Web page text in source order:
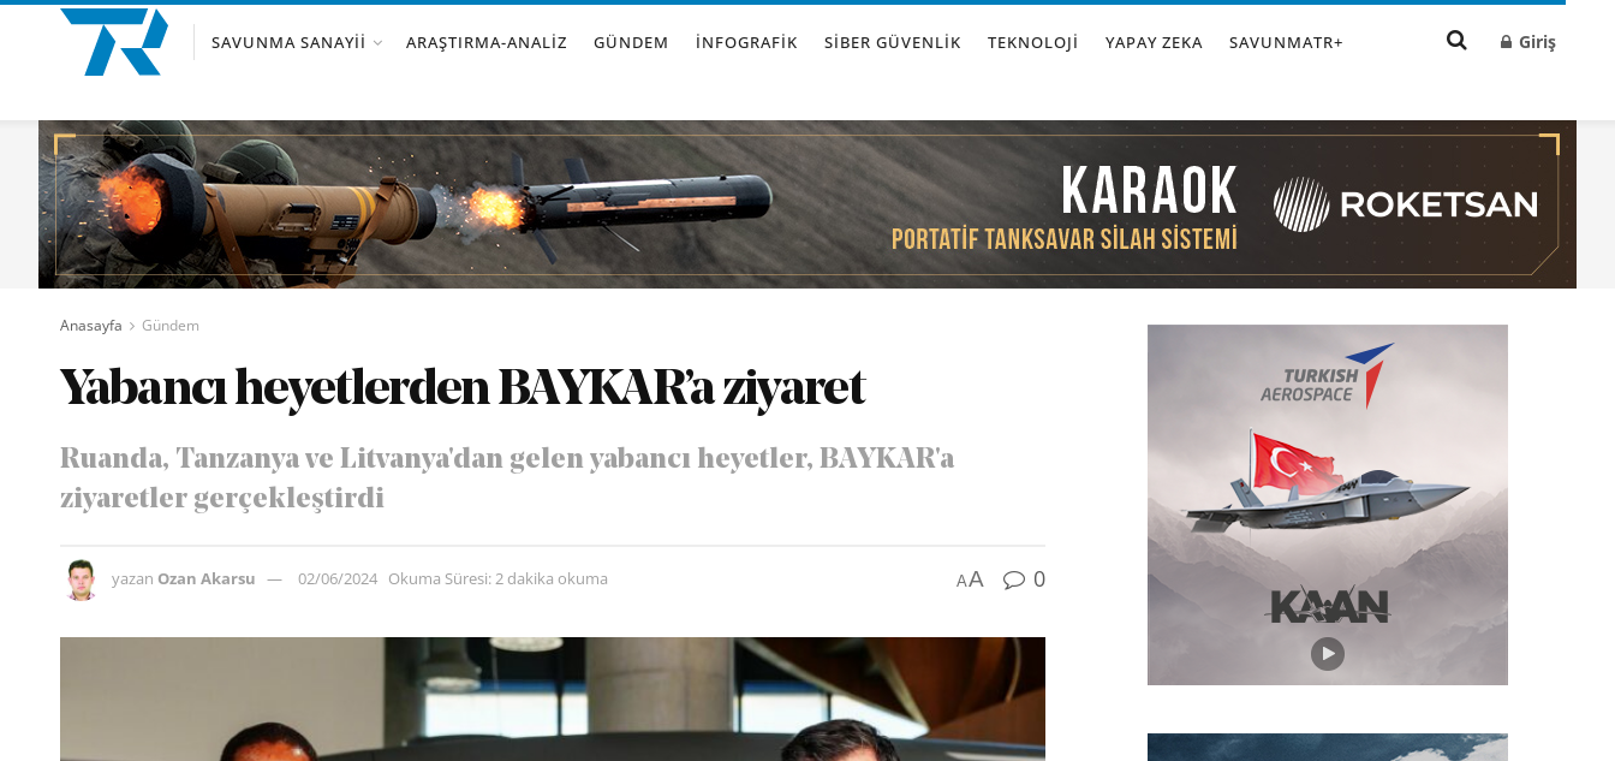
SAVUNMA SANAYII ARAŞTIRMA-ANALIZ GÜNDEM İNFOGRAFIK SIBER GÜVENLIK TEKNOLOJI YAPAY ZEKA SAVUNMATR+ Giriş
Anasayfa Gündem
Yabancı heyetlerden BAYKAR’a ziyaret
Ruanda, Tanzanya ve Litvanya'dan gelen yabancı heyetler, BAYKAR'a
ziyaretler gerçekleştirdi
yazan Ozan Akarsu 02/06/2024 Okuma Süresi: 2 dakika okuma AA 0